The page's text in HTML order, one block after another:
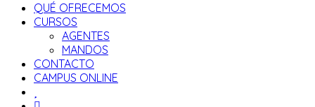
web
QUÉ OFRECEMOS
CURSOS
AGENTES
MANDOS
CONTACTO
CAMPUS ONLINE